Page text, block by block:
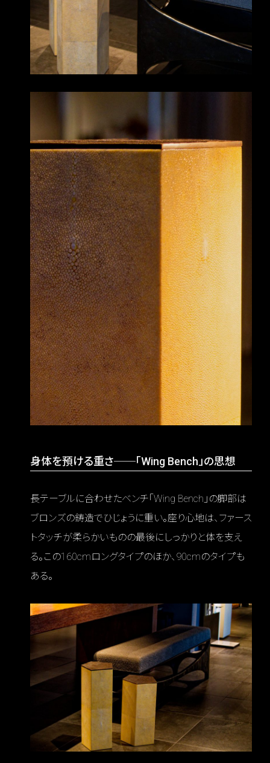
身体を預ける重さ──「Wing Bench」の思想
長テーブルに合わせたベンチ「Wing Bench」の脚部は
ブロンズの鋳造でひじょうに重い。座り心地は、ファース
トタッチが柔らかいものの最後にしっかりと体を支え
る。この160cmロングタイプのほか、90cmのタイプも
ある。